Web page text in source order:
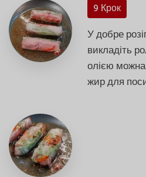
9 Крок
У добре
викладіть
олією
жир для